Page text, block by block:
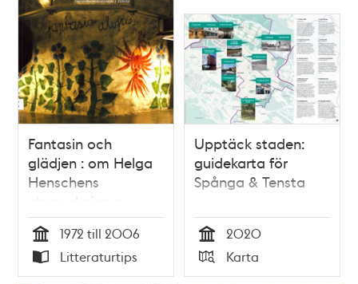
Fantasin och
glädjen : om Helga
Henschens
utsmyckning av
tunnelbanestationen
i Tensta / redaktör:
Barbro Werkmäster
Tid
1972 till 2006
Typ
Litteraturtips
Upptäck staden:
guidekarta för
Spånga & Tensta
Tid
2020
Typ
Karta